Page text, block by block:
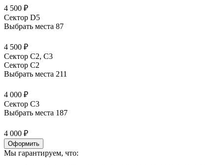
4 500 ₽
Сектор D5
Выбрать места 87
4 500 ₽
Сектор С2, С3
Сектор C2
Выбрать места 211
4 000 ₽
Сектор C3
Выбрать места 187
4 000 ₽
Оформить
Мы гарантируем, что: